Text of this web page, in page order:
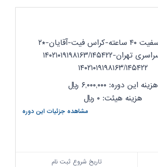
کارگاه کراسفیت ۴۰ ساعته-کراس فیت-آقایان-*۲
اسفند*سراسری تهران-۱۴۰۲۱۰۱۹۱۹۸۱۶۳/۱۴۵۴۲۲
۱۴۰۲۱۰۱۹۱۹۸۱۶۳/۱۴۵۴۲۲
هزینه این دوره: ۶,۰۰۰,۰۰۰
ریال
هزینه هیئت: ۰
ریال
مشاهده جزئیات این دوره
تاریخ شروع ثبت نام